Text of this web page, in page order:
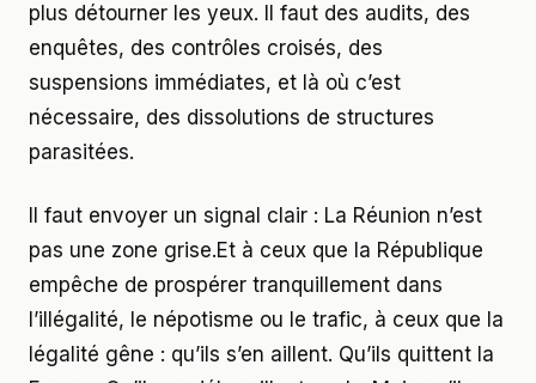
plus détourner les yeux. Il faut des audits, des
enquêtes, des contrôles croisés, des
suspensions immédiates, et là où c’est
nécessaire, des dissolutions de structures
parasitées.
Il faut envoyer un signal clair : La Réunion n’est
pas une zone grise.Et à ceux que la République
empêche de prospérer tranquillement dans
l’illégalité, le népotisme ou le trafic, à ceux que la
légalité gêne : qu’ils s’en aillent. Qu’ils quittent la